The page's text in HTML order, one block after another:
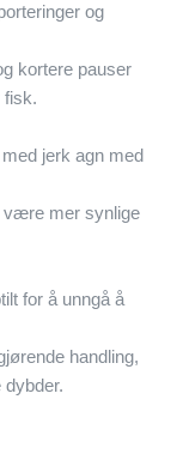
og
kortere pauser
fisk.
jerk agn med
være mer synlige
for å unngå å
handling,